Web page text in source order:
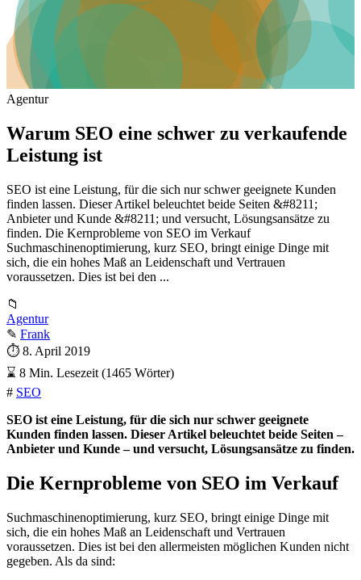
Agentur
Warum SEO eine schwer zu verkaufende
Leistung ist
SEO ist eine Leistung, für die sich nur schwer geeignete Kunden
finden lassen. Dieser Artikel beleuchtet beide Seiten &#8211;
Anbieter und Kunde &#8211; und versucht, Lösungsansätze zu
finden. Die Kernprobleme von SEO im Verkauf
Suchmaschinenoptimierung, kurz SEO, bringt einige Dinge mit
sich, die ein hohes Maß an Leidenschaft und Vertrauen
voraussetzen. Dies ist bei den ...
📁
Agentur
✎ Frank
⏱ 8. April 2019
⌛ 8 Min. Lesezeit (1465 Wörter)
# SEO
SEO ist eine Leistung, für die sich nur schwer geeignete
Kunden finden lassen. Dieser Artikel beleuchtet beide Seiten –
Anbieter und Kunde – und versucht, Lösungsansätze zu finden.
Die Kernprobleme von SEO im Verkauf
Suchmaschinenoptimierung, kurz SEO, bringt einige Dinge mit
sich, die ein hohes Maß an Leidenschaft und Vertrauen
voraussetzen. Dies ist bei den allermeisten möglichen Kunden nicht
gegeben. Als da sind: